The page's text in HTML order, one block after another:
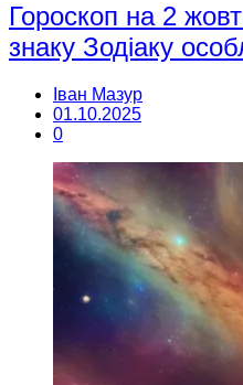
Гороскоп на 2
знаку Зодіаку
Іван Мазур
01.10.2025
0